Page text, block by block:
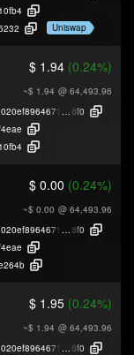
Uniswap
$ 1.94 (0.24%)
~$ 1.94 @ 64,493.96
6f0
$ 0.00 (0.24%)
~$ 0.00 @ 64,493.96
6f0
$ 1.95 (0.24%)
~$ 1.94 @ 64,493.96
6f0